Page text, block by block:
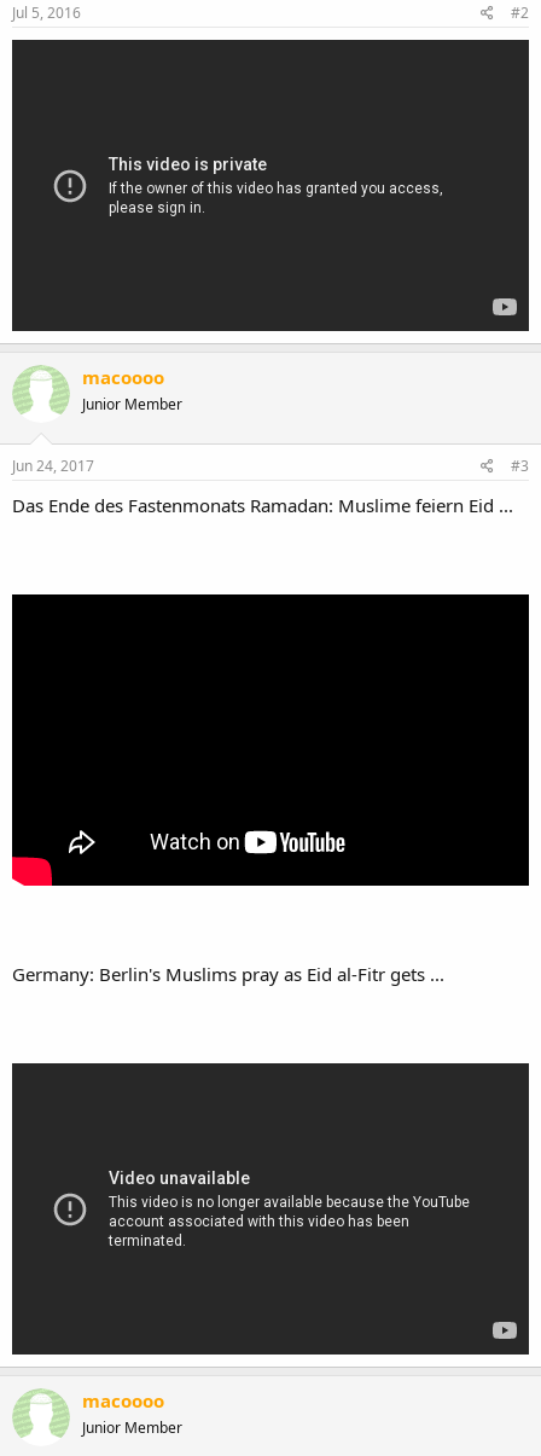
Jul 5, 2016 #2
macoooo
Junior Member
Jun 24, 2017 #3
Das Ende des Fastenmonats Ramadan: Muslime feiern Eid ...
Germany: Berlin's Muslims pray as Eid al-Fitr gets ...
macoooo
Junior Member